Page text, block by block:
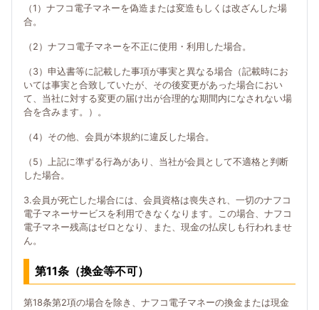
（1）ナフコ電子マネーを偽造または変造もしくは改ざんした場
合。
（2）ナフコ電子マネーを不正に使用・利用した場合。
（3）申込書等に記載した事項が事実と異なる場合（記載時にお
いては事実と合致していたが、その後変更があった場合におい
て、当社に対する変更の届け出が合理的な期間内になされない場
合を含みます。）。
（4）その他、会員が本規約に違反した場合。
（5）上記に準ずる行為があり、当社が会員として不適格と判断
した場合。
3.会員が死亡した場合には、会員資格は喪失され、一切のナフコ
電子マネーサービスを利用できなくなります。この場合、ナフコ
電子マネー残高はゼロとなり、また、現金の払戻しも行われませ
ん。
第11条（換金等不可）
第18条第2項の場合を除き、ナフコ電子マネーの換金または現金